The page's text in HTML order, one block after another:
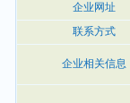
企业网址
联系方式
企业相关信息